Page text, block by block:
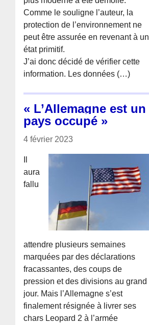
Comme le souligne l’auteur, la
protection de l’environnement ne
peut être assurée en revenant à un
état primitif.
J’ai donc décidé de vérifier cette
information. Les données (…)
« L’Allemagne est un
pays occupé »
4 février 2023
aura
fallu
attendre plusieurs semaines
marquées par des déclarations
fracassantes, des coups de
pression et des divisions au grand
jour. Mais l’Allemagne s’est
finalement résignée à livrer ses
chars Leopard 2 à l’armée